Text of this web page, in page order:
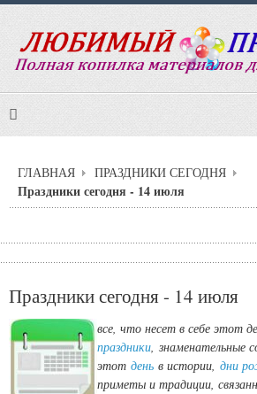
ГЛАВНАЯ ПРАЗДНИКИ СЕГОДНЯ
Праздники сегодня - 14 июля
Праздники сегодня - 14 июля
все, что несет в себе этот
праздники, знаменательные
этот день в истории, дни
приметы и традиции,